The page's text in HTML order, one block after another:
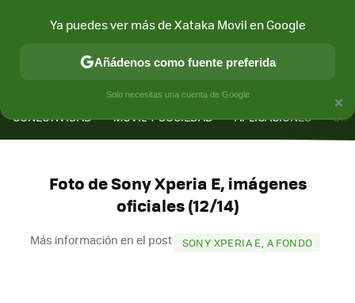
CONECTIVIDAD MÓVIL Y SOCIEDAD APLICACIONES
Foto de Sony Xperia E, imágenes
oficiales (12/14)
Más información en el post SONY XPERIA E, A FONDO
×
Ya puedes ver más de Xataka Movil en Google
Añádenos como fuente preferida
Solo necesitas una cuenta de Google